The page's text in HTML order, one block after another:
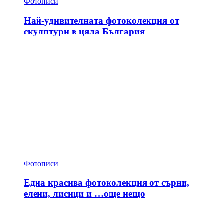
Най-удивителната фотоколекция от
скулптури в цяла България
Фотописи
Една красива фотоколекция от сърни,
елени, лисици и …още нещо